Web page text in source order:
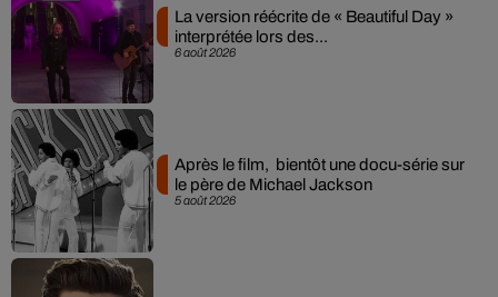
6 août 2026
La version réécrite de « Beautiful Day »
interprétée lors des...
5 août 2026
Après le film, bientôt une docu-série sur
le père de Michael Jackson